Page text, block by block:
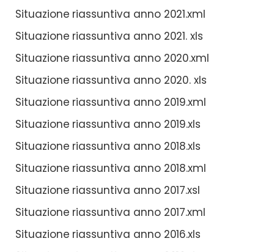
Situazione riassuntiva anno 2021.xml
Situazione riassuntiva anno 2021. xls
Situazione riassuntiva anno 2020.xml
Situazione riassuntiva anno 2020. xls
Situazione riassuntiva anno 2019.xml
Situazione riassuntiva anno 2019.xls
Situazione riassuntiva anno 2018.xls
Situazione riassuntiva anno 2018.xml
Situazione riassuntiva anno 2017.xsl
Situazione riassuntiva anno 2017.xml
Situazione riassuntiva anno 2016.xls